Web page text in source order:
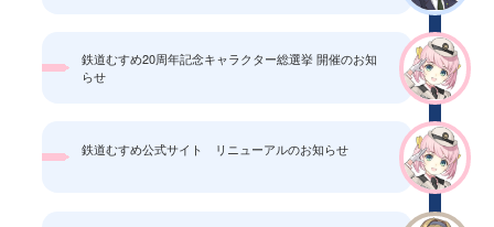
鉄道むすめ20周年記念キャラクター総選挙 開催のお知
らせ
鉄道むすめ公式サイト リニューアルのお知らせ